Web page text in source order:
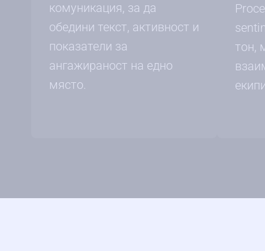
комуникация, за да
обедини текст, активност и
показатели за
ангажираност на едно
място.
тон,